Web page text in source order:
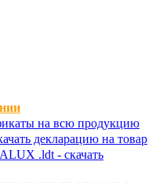
на всю продукцию
декларацию на товар
.ldt - скачать